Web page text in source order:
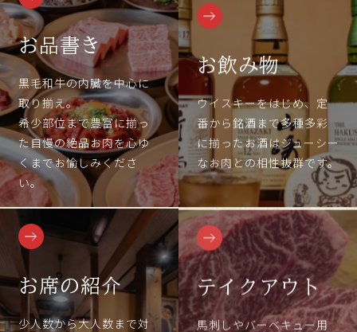
お品書き
黒毛和牛の内臓を中心に
取り揃え。
希少部位まで豊富に揃っ
た自慢の絶品お肉を心ゆ
くまでお愉しみくださ
い。
お飲み物
ウイスキーをはじめ、定
番から銘酒まで多種多彩
に揃ったお酒はジューシー
なお肉との相性抜群です。
お席の紹介
少人数から大人数まで対
テイクアウト
馬刺しやバーベキュー用